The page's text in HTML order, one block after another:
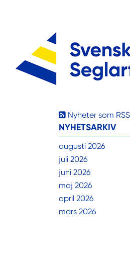
Nyheter som
NYHETSARKIV
augusti 2026
juli 2026
juni 2026
maj 2026
april 2026
mars 2026